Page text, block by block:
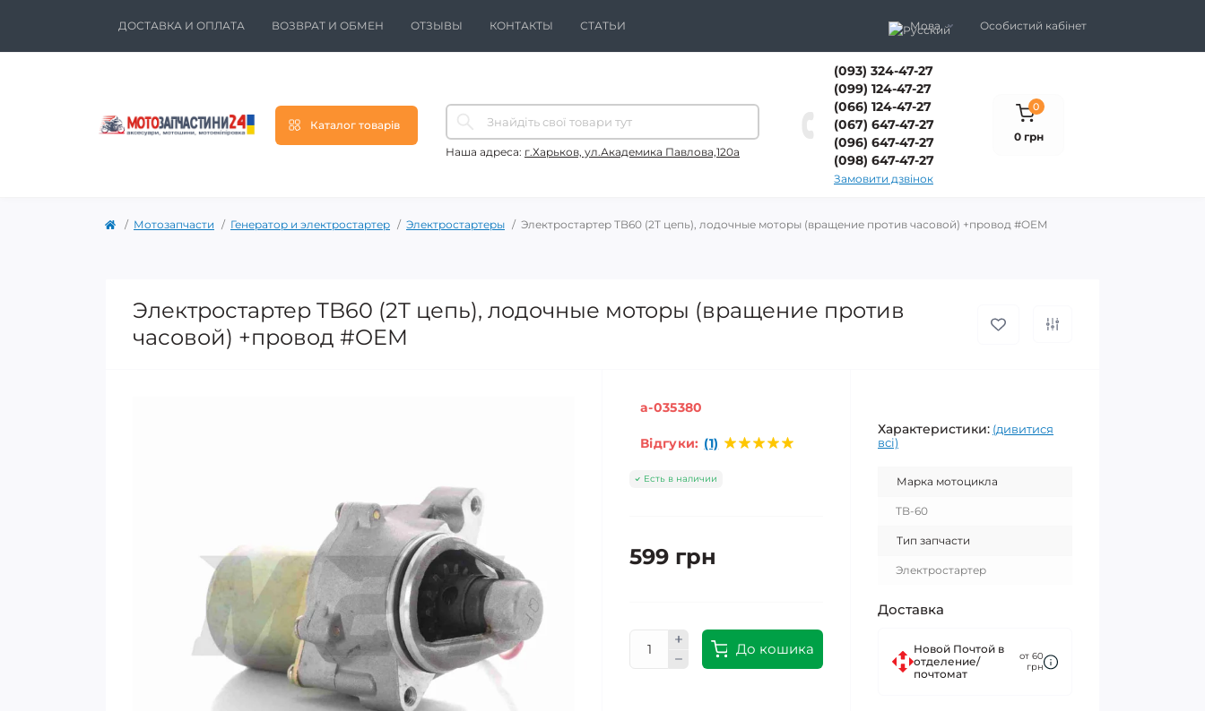
ДОСТАВКА И ОПЛАТА ВОЗВРАТ И ОБМЕН ОТЗЫВЫ КОНТАКТЫ СТАТЬИ Мова Особистий кабінет
Каталог товарів
Наша адреса: г.Харьков, ул.Академика Павлова,120а
(093) 324-47-27
(099) 124-47-27
(066) 124-47-27
(067) 647-47-27
(096) 647-47-27
(098) 647-47-27
Замовити дзвінок
0
0 грн
Мотозапчасти Генератор и электростартер Электростартеры Электростартер TB60 (2T цепь), лодочные моторы (вращение против часовой) +провод #OEM
Электростартер TB60 (2T цепь), лодочные моторы (вращение против
часовой) +провод #OEM
a-035380
Відгуки: (1)
Есть в наличии
599 грн
До кошика
Характеристики: (дивитися
всі)
Марка мотоцикла
TB-60
Тип запчасти
Электростартер
Доставка
Новой Почтой в
отделение/
почтомат
от 60
грн